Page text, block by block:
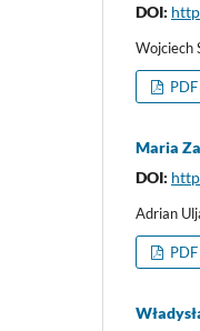
DOI:
Wojciech
PDF
Maria
DOI:
Adrian
PDF